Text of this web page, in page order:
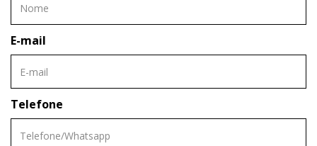
E-mail
Telefone